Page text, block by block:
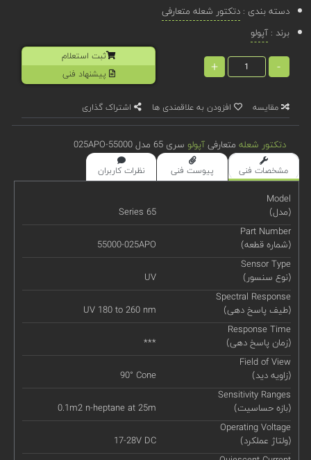
دسته بندی :دتکتور شعله متعارفی
برند :آپولو
-
+
ثبت استعلام
پیشنهاد فنی
مقایسه افزودن به علاقمندی ها اشتراک گذاری
دتکتور شعله متعارفیآپولو سری 65 مدل 55000-025APO
مشخصات فنی پیوست فنی نظرات کاربران
Model
(مدل)
Series 65
Part Number
(شماره قطعه)
55000-025APO
Sensor Type
(نوع سنسور)
UV
Spectral Response
(طیف پاسخ دهی)
UV 180 to 260 nm
Response Time
(زمان پاسخ دهی)
***
Field of View
(زاویه دید)
90° Cone
Sensitivity Ranges
(بازه حساسیت)
0.1m2 n-heptane at 25m
Operating Voltage
(ولتاژ عملکرد)
17-28V DC